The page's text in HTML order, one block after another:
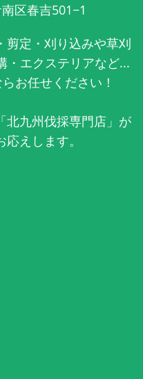
区春吉501−1
剪定・刈り込みや草刈
・エクステリアなど...
お任せください！
北九州伐採専門店」が
えします。